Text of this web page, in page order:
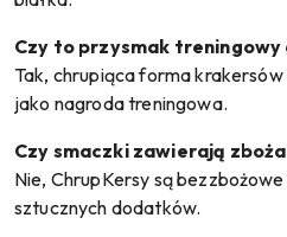
Czy to przysmak treningowy
Tak, chrupiąca forma
jako nagroda treningowa.
Czy smaczki zawierają
Nie, ChrupKersy są
sztucznych dodatków.